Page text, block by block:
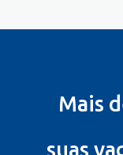
Mais
suas